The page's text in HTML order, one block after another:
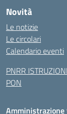
Novità
Le notizie
Le circolari
Calendario eventi
PNRR
PON